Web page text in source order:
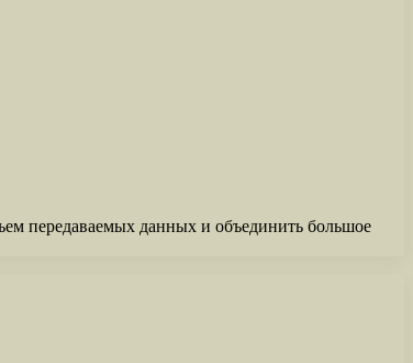
передаваемых данных и объединить большое